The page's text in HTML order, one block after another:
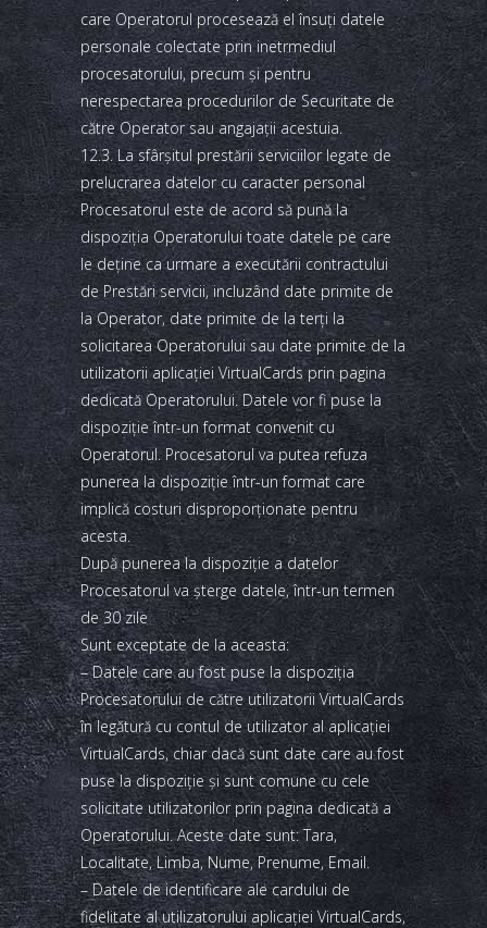
care Operatorul procesează el însuţi datele
personale colectate prin inetrmediul
procesatorului, precum şi pentru
nerespectarea procedurilor de Securitate de
către Operator sau angajaţii acestuia.
12.3. La sfârşitul prestării serviciilor legate de
prelucrarea datelor cu caracter personal
Procesatorul este de acord să pună la
dispoziţia Operatorului toate datele pe care
le deţine ca urmare a executării contractului
de Prestări servicii, incluzând date primite de
la Operator, date primite de la terţi la
solicitarea Operatorului sau date primite de la
utilizatorii aplicaţiei VirtualCards prin pagina
dedicată Operatorului. Datele vor fi puse la
dispoziţie într-un format convenit cu
Operatorul. Procesatorul va putea refuza
punerea la dispoziţie într-un format care
implică costuri disproporţionate pentru
acesta.
După punerea la dispoziţie a datelor
Procesatorul va şterge datele, într-un termen
de 30 zile
Sunt exceptate de la aceasta:
– Datele care au fost puse la dispoziţia
Procesatorului de către utilizatorii VirtualCards
în legătură cu contul de utilizator al aplicaţiei
VirtualCards, chiar dacă sunt date care au fost
puse la dispoziţie şi sunt comune cu cele
solicitate utilizatorilor prin pagina dedicată a
Operatorului. Aceste date sunt: Tara,
Localitate, Limba, Nume, Prenume, Email.
– Datele de identificare ale cardului de
fidelitate al utilizatorului aplicaţiei VirtualCards,